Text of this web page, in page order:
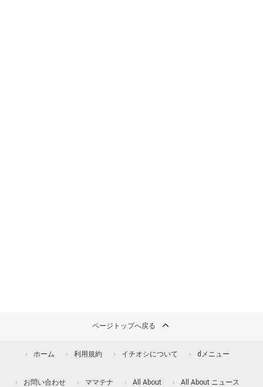
ページトップへ戻る
ホーム 利用規約 イチオシについて dメニュー
お問い合わせ ママテナ All About All About ニュース